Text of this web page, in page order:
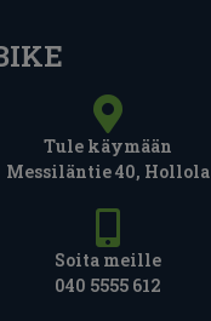
Tule käymään
Messiläntie 40, Hollola
Soita meille
040 5555 612